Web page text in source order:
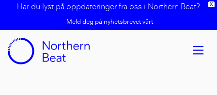
X
Har du lyst på oppdateringer fra oss i Northern Beat?
Meld deg på nyhetsbrevet vårt